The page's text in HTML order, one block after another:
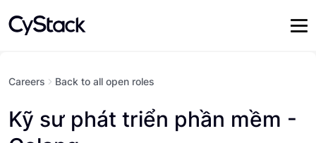
Careers Back to all open roles
Kỹ sư phát triển phần mềm -